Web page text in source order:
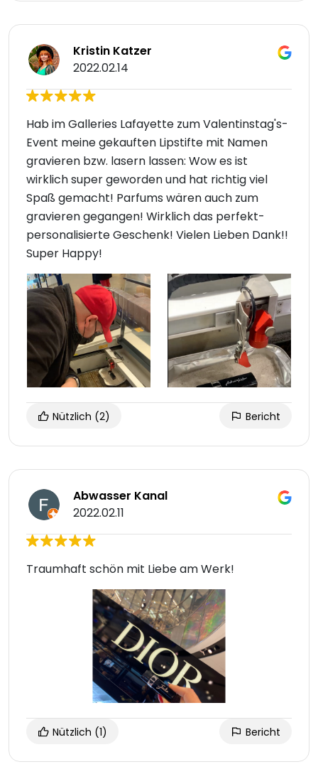
Kristin Katzer
2022.02.14
Hab im Galleries Lafayette zum Valentinstag's-
Event meine gekauften Lipstifte mit Namen
gravieren bzw. lasern lassen: Wow es ist
wirklich super geworden und hat richtig viel
Spaß gemacht! Parfums wären auch zum
gravieren gegangen! Wirklich das perfekt-
personalisierte Geschenk! Vielen Lieben Dank!!
Super Happy!
Nützlich (2) Bericht
Abwasser Kanal
2022.02.11
Traumhaft schön mit Liebe am Werk!
Nützlich (1) Bericht